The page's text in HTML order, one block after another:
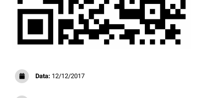
Data: 12/12/2017